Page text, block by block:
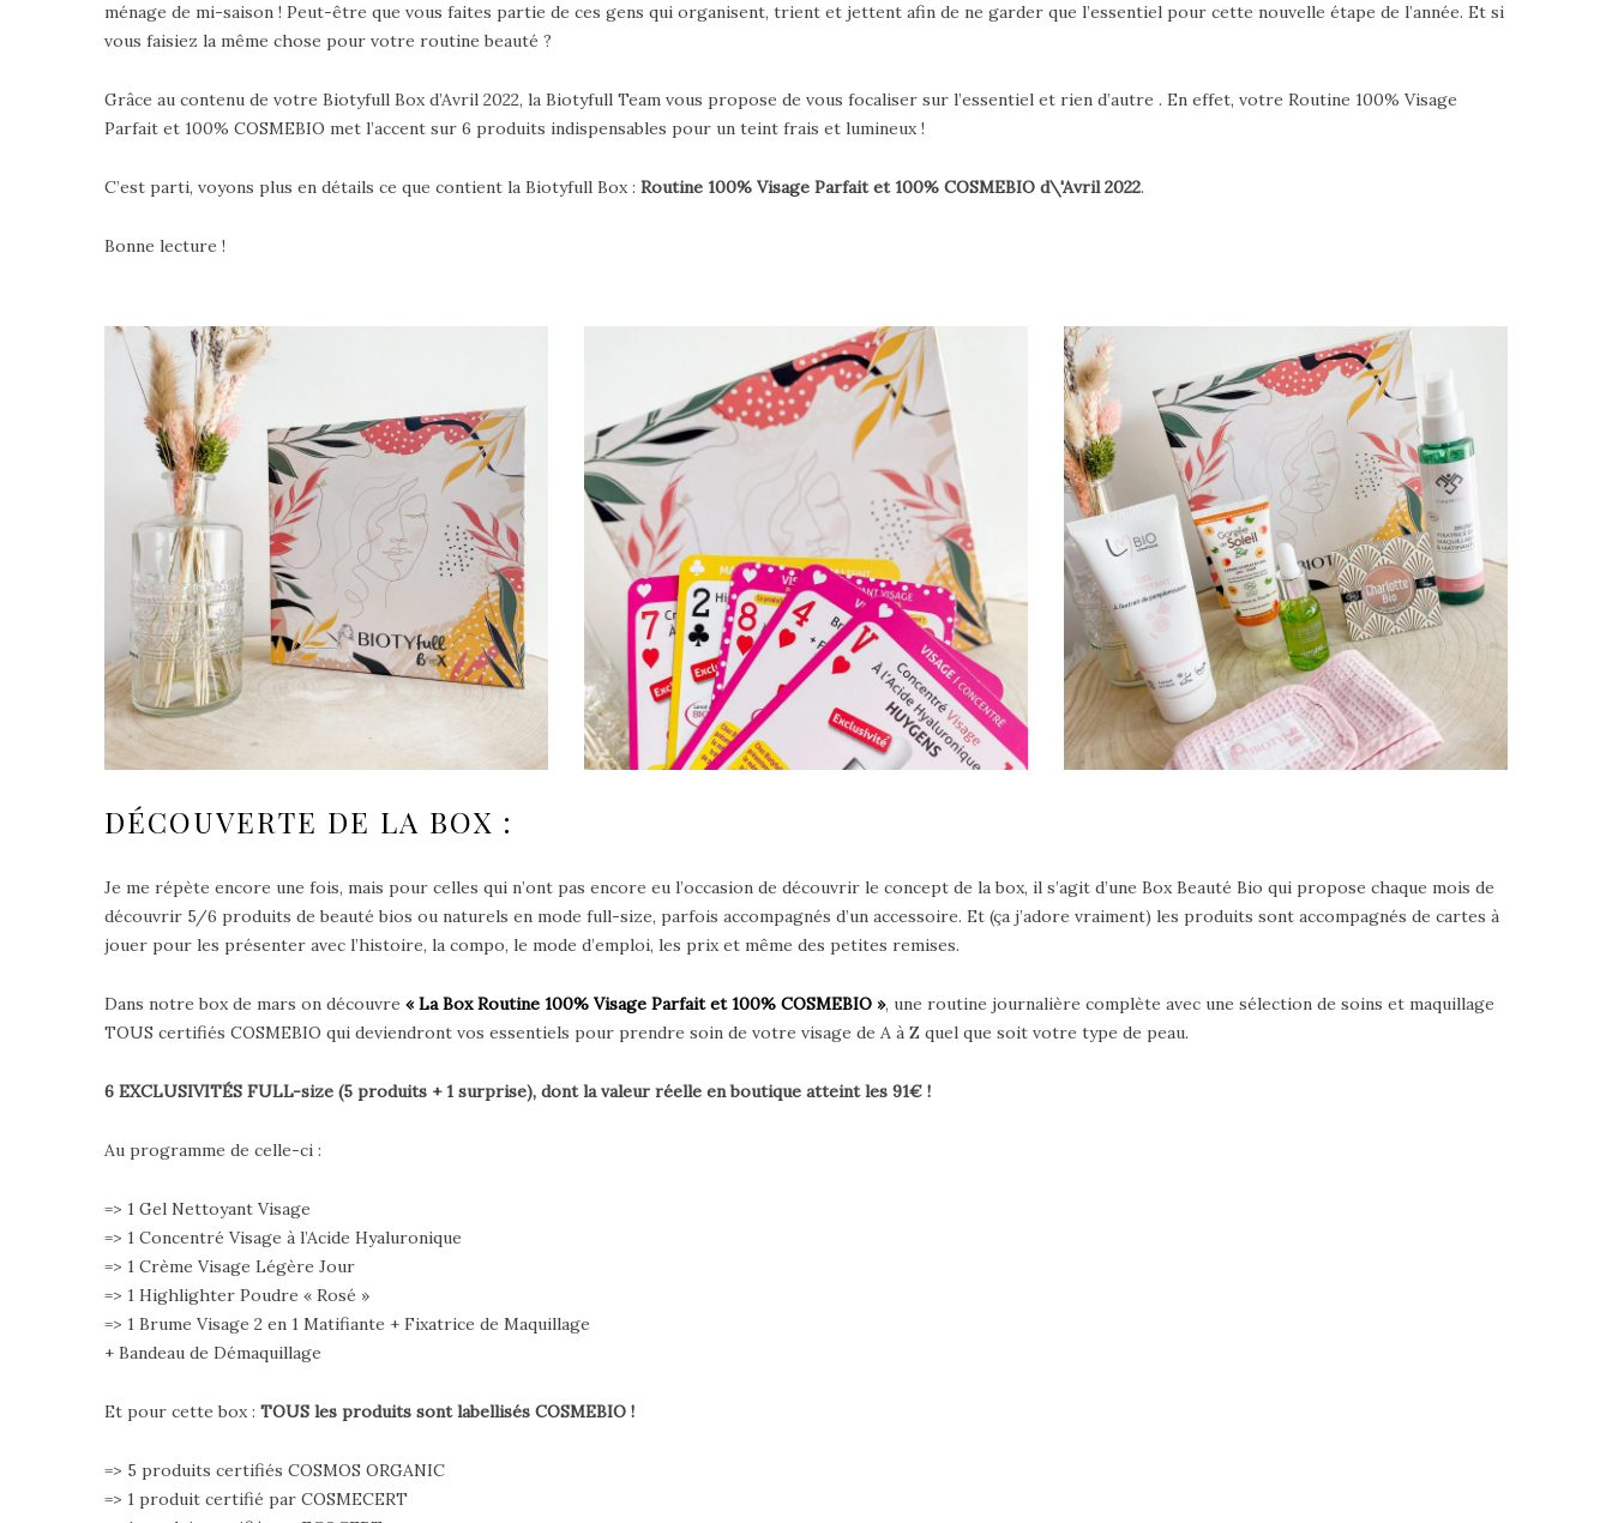
ménage de mi-saison ! Peut-être que vous faites partie de ces gens qui organisent, trient et jettent afin de ne garder que l’essentiel pour cette nouvelle étape de l’année. Et si
vous faisiez la même chose pour votre routine beauté ?
Grâce au contenu de votre Biotyfull Box d’Avril 2022, la Biotyfull Team vous propose de vous focaliser sur l’essentiel et rien d’autre . En effet, votre Routine 100% Visage
Parfait et 100% COSMEBIO met l’accent sur 6 produits indispensables pour un teint frais et lumineux !
C’est parti, voyons plus en détails ce que contient la Biotyfull Box : Routine 100% Visage Parfait et 100% COSMEBIO d\'Avril 2022.
Bonne lecture !
DÉCOUVERTE DE LA BOX :
Je me répète encore une fois, mais pour celles qui n’ont pas encore eu l’occasion de découvrir le concept de la box, il s’agit d’une Box Beauté Bio qui propose chaque mois de
découvrir 5/6 produits de beauté bios ou naturels en mode full-size, parfois accompagnés d’un accessoire. Et (ça j’adore vraiment) les produits sont accompagnés de cartes à
jouer pour les présenter avec l’histoire, la compo, le mode d’emploi, les prix et même des petites remises.
Dans notre box de mars on découvre « La Box Routine 100% Visage Parfait et 100% COSMEBIO », une routine journalière complète avec une sélection de soins et maquillage
TOUS certifiés COSMEBIO qui deviendront vos essentiels pour prendre soin de votre visage de A à Z quel que soit votre type de peau.
6 EXCLUSIVITÉS FULL-size (5 produits + 1 surprise), dont la valeur réelle en boutique atteint les 91€ !
Au programme de celle-ci :
=> 1 Gel Nettoyant Visage
=> 1 Concentré Visage à l’Acide Hyaluronique
=> 1 Crème Visage Légère Jour
=> 1 Highlighter Poudre « Rosé »
=> 1 Brume Visage 2 en 1 Matifiante + Fixatrice de Maquillage
+ Bandeau de Démaquillage
Et pour cette box : TOUS les produits sont labellisés COSMEBIO !
=> 5 produits certifiés COSMOS ORGANIC
=> 1 produit certifié par COSMECERT